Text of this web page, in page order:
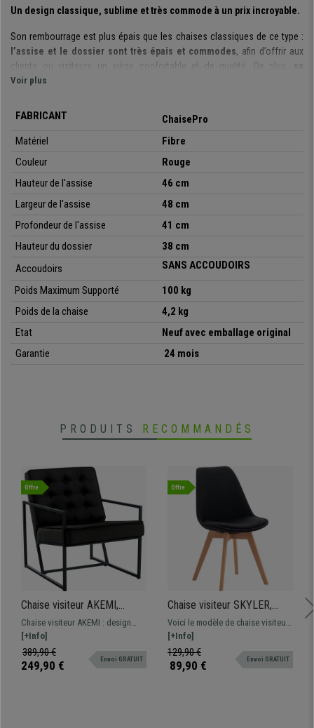
Un design classique, sublime et très commode à un prix incroyable.
Son rembourrage est plus épais que les chaises classiques de ce type :
l’assise et le dossier sont très épais et commodes, afin d’offrir aux
clients ou visiteurs un siège confortable et de qualité. De plus,
structure est fabriquée avec un cadre en acier avec 4 pieds laqués
Il s’agit d’un modèle très pratique et polyvalent
lors de réunions, avec des clients, pour les salles d’attente, de
De plus, elle est disponible en différentes couleurs
idéal à un Prix imbattable, que vous pourrez seulement obtenir chez
chaisedebureau.fr.
•Modèle avec tablette écritoire rabattable
• Lot de 5 unités
•Très pratique et polyvalente
• Idéale pour salle de conférence, académies
Modèle empilable, occupe peu d'espace
Voir plus
FABRICANT
ChaisePro
Matériel
Fibre
Couleur
Rouge
Hauteur de l'assise
46 cm
Largeur de l'assise
48 cm
Profondeur de l'assise
41 cm
Hauteur du dossier
38 cm
Accoudoirs
SANS ACCOUDOIRS
Poids Maximum Supporté
100 kg
Poids de la chaise
4,2 kg
Etat
Neuf avec emballage original
Garantie
24 mois
PRODUITS RECOMMANDÉS
Offre
Chaise visiteur AKEMI,
Design Raffiné et Élégant, en
Velours, Noir
Chaise visiteur AKEMI : design
élégant et moderne, structure en
métal. Ce modèle confortable
présente des finitions de grande
[+Info]
389,90 €
249,90 € Envoi GRATUIT
Offre
Chaise visiteur SKYLER,
Style Scandinave,
Piétement en Bois de Hêtre,
en Tissu Noir
Voici le modèle de chaise visiteur
SKYLER, idéal pour donner une
touche d'élégance à votre pièce.
[+Info]
129,90 €
89,90 € Envoi GRATUIT